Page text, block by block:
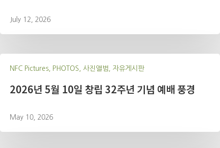
July 12, 2026
NFC Pictures, PHOTOS, 사진앨범, 자유게시판
2026년 5월 10일 창립 32주년 기념 예배 풍경
May 10, 2026